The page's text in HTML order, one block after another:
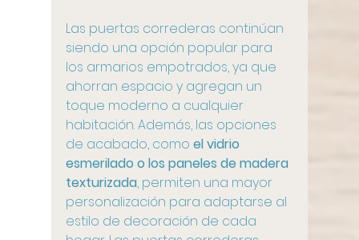
Las puertas correderas continúan
siendo una opción popular para
los armarios empotrados, ya que
ahorran espacio y agregan un
toque moderno a cualquier
habitación. Además, las opciones
de acabado, como el vidrio
esmerilado o los paneles de madera
texturizada, permiten una mayor
personalización para adaptarse al
estilo de decoración de cada